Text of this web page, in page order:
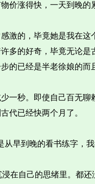
价涨得快，一天到晚
激的，毕竟她是我在
多的好奇，毕竟无论
的已经是半老徐娘的
一秒。即使自己百无
代已经快两个月了。
早到晚的看书练字，
在自己的思绪里。都还